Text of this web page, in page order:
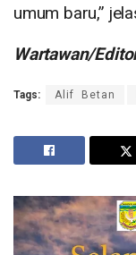
umum baru,”
Wartawan/
Tags: Alif Betan